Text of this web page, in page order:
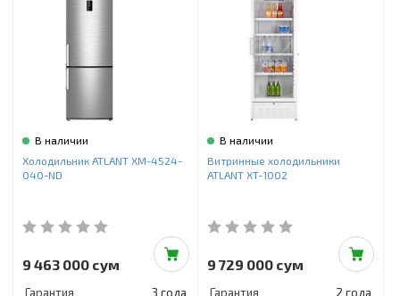
В наличии
Холодильник ATLANT ХМ-4524-
040-ND
9 463 000 сум
Гарантия 3 года
В наличии
Витринные холодильники
ATLANT XT-1002
9 729 000 сум
Гарантия 2 года